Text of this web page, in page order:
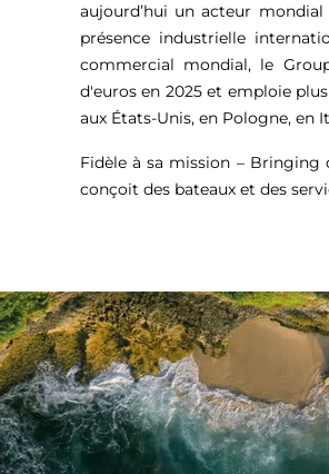
aujourd’hui un acteur mondial
présence industrielle
commercial mondial, le
d'euros en 2025 et emploie
aux États-Unis, en Pologne, en
Fidèle à sa mission –
conçoit des bateaux et des